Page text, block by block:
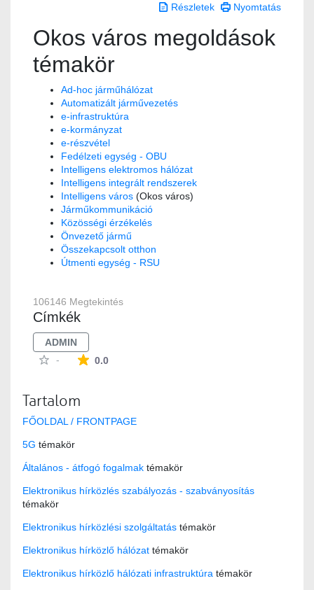
Részletek Nyomtatás
Okos város megoldások
témakör
Ad-hoc járműhálózat
Automatizált járművezetés
e-infrastruktúra
e-kormányzat
e-részvétel
Fedélzeti egység - OBU
Intelligens elektromos hálózat
Intelligens integrált rendszerek
Intelligens város (Okos város)
Járműkommunikáció
Közösségi érzékelés
Önvezető jármű
Összekapcsolt otthon
Útmenti egység - RSU
106146 Megtekintés
Címkék
ADMIN
-
0.0Az átlagos minősítés 0 csillag a lehetséges 5-
Tartalom
FŐOLDAL / FRONTPAGE
5G témakör
Általános - átfogó fogalmak témakör
Elektronikus hírközlés szabályozás - szabványosítás
témakör
Elektronikus hírközlési szolgáltatás témakör
Elektronikus hírközlő hálózat témakör
Elektronikus hírközlő hálózati infrastruktúra témakör